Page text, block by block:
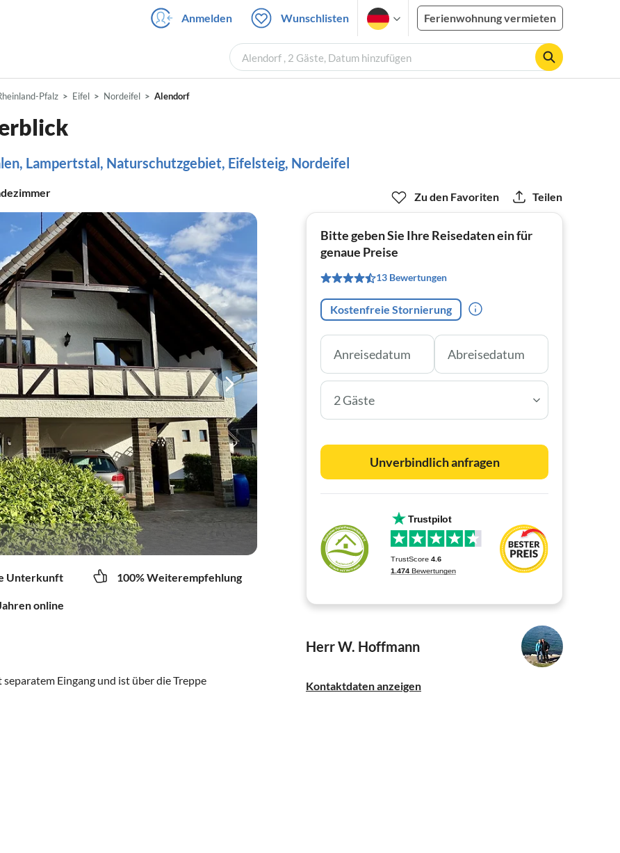
Anmelden Wunschlisten Ferienwohnung vermieten
Alendorf , 2 Gäste, Datum hinzufügen
Pfalz Eifel Nordeifel Alendorf
Lampertstal, Naturschutzgebiet, Eifelsteig, Nordeifel
Unterkunft 100% Weiterempfehlung
online
Eingang und ist über die Treppe
Zu den Favoriten Teilen
Bitte geben Sie Ihre Reisedaten ein für
genaue Preise
13 Bewertungen
Kostenfreie Stornierung
2 Gäste
Unverbindlich anfragen
Herr W. Hoffmann
Kontaktdaten anzeigen